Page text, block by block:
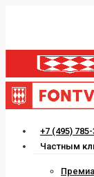
content
Menu
+7 (495)
Частным